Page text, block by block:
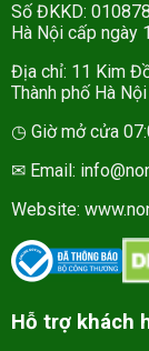
Số ĐKKD:
Hà Nội cấp
Địa chỉ: 11 Kim
Thành phố Hà Nội
◷ Giờ mở cửa
✉ Email:
Website:
Hỗ trợ khách